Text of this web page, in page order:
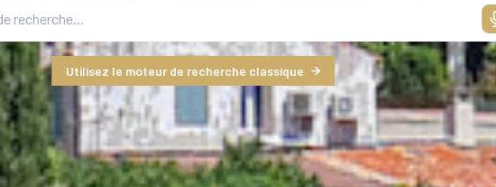
Utilisez le moteur de recherche classique